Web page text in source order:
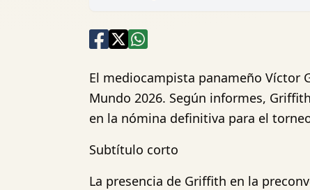
El mediocampista panameño Víctor
Mundo 2026. Según informes,
en la nómina definitiva para el
Subtítulo corto
La presencia de Griffith en la